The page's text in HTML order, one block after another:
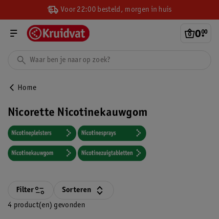
Voor 22:00 besteld, morgen in huis
0.
00
Home
Nicorette Nicotinekauwgom
4 product(en) gevonden
Filter Sorteren